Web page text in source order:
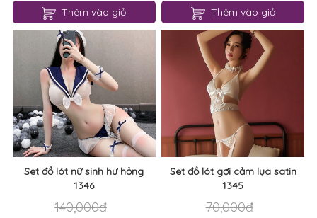
Đầm ngủ lụa satin phối viềng
ren 1352
210,000đ
190,000đ
Cosplay noel gợi cảm hình trái
tim 1349
310,000đ
280,000đ